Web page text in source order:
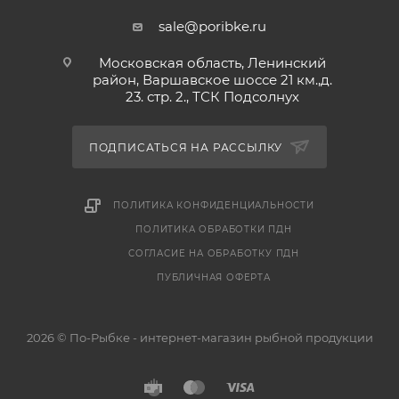
sale@poribke.ru
Московская область, Ленинский
район, Варшавское шоссе 21 км.,д.
23. стр. 2., ТСК Подсолнух
ПОДПИСАТЬСЯ НА РАССЫЛКУ
ПОЛИТИКА КОНФИДЕНЦИАЛЬНОСТИ
ПОЛИТИКА ОБРАБОТКИ ПДН
СОГЛАСИЕ НА ОБРАБОТКУ ПДН
ПУБЛИЧНАЯ ОФЕРТА
2026 © По-Рыбке - интернет-магазин рыбной продукции